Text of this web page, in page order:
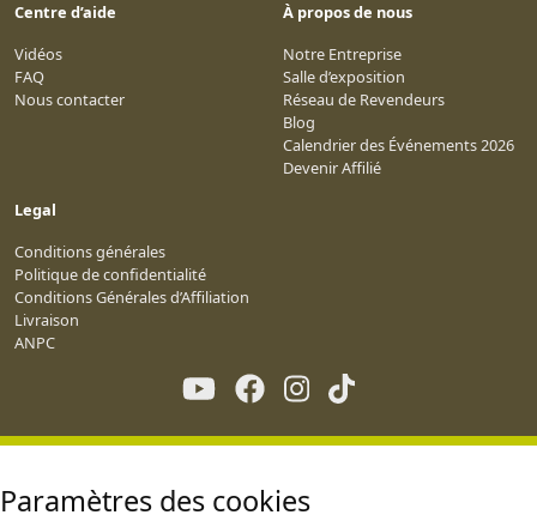
Paramètres des cookies
Centre d’aide
Vidéos
FAQ
Nous contacter
À propos de nous
Notre Entreprise
Salle d’exposition
Réseau de Revendeurs
Blog
Calendrier des Événements 2026
Devenir Affilié
Legal
Conditions générales
Politique de confidentialité
Conditions Générales d’Affiliation
Livraison
ANPC